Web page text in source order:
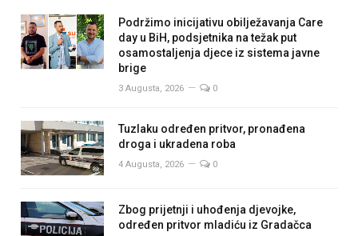
Podržimo inicijativu obilježavanja Care
day u BiH, podsjetnika na težak put
osamostaljenja djece iz sistema javne
brige
3 Augusta, 2026 0
Tuzlaku određen pritvor, pronađena
droga i ukradena roba
4 Augusta, 2026 0
Zbog prijetnji i uhođenja djevojke,
određen pritvor mladiću iz Gradačca